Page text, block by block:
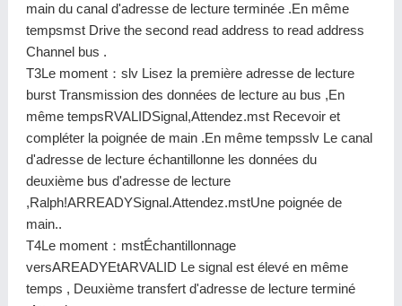
main du canal d'adresse de lecture terminée .En même
tempsmst Drive the second read address to read address
Channel bus .
T3Le moment：slv Lisez la première adresse de lecture
burst Transmission des données de lecture au bus ,En
même tempsRVALIDSignal,Attendez.mst Recevoir et
compléter la poignée de main .En même tempsslv Le canal
d'adresse de lecture échantillonne les données du
deuxième bus d'adresse de lecture
,Ralph!ARREADYSignal.Attendez.mstUne poignée de
main..
T4Le moment：mstÉchantillonnage
versAREADYEtARVALID Le signal est élevé en même
temps , Deuxième transfert d'adresse de lecture terminé